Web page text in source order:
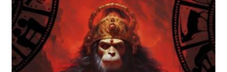
जानकारी
(Yellow
Sapphire):
लाभ,
बृहस्पति
की